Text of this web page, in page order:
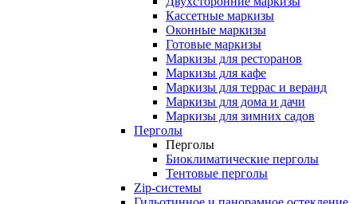
Кассетные маркизы
Оконные маркизы
Готовые маркизы
Маркизы для ресторанов
Маркизы для кафе
Маркизы для террас и веранд
Маркизы для дома и дачи
Маркизы для зимних садов
Перголы
Перголы
Биоклиматические перголы
Тентовые перголы
Zip-системы